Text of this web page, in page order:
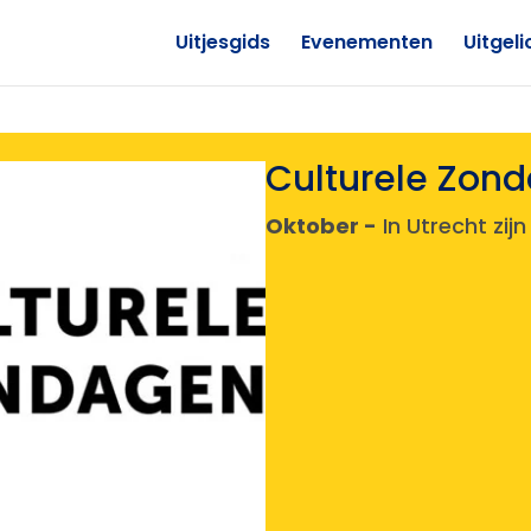
Uitjesgids Evenementen
Culturele
Oktober - In Utrecht